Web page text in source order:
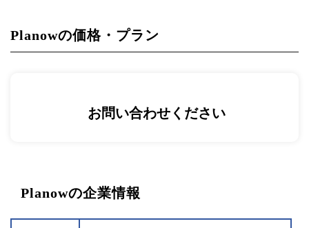
Planowの価格・プラン
お問い合わせください
Planowの企業情報